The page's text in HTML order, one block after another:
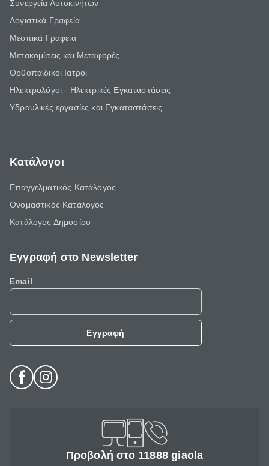
Συνεργεία Αυτοκινήτων
Λογιστικά Γραφεία
Μεσιτικά Γραφεία
Μετακομίσεις και Μεταφορές
Ορθοπαιδικοί Ιατροί
Ηλεκτρολόγοι - Ηλεκτρικές Εγκαταστάσεις
Υδραυλικές εργασίες και Εγκαταστάσεις
Κατάλογοι
Επαγγελματικός Κατάλογος
Ονομαστικός Κατάλογος
Κατάλογος Δημοσίου
Εγγραφή στο Newsletter
Email
Εγγραφή
Προβολή στο 11888 giaola